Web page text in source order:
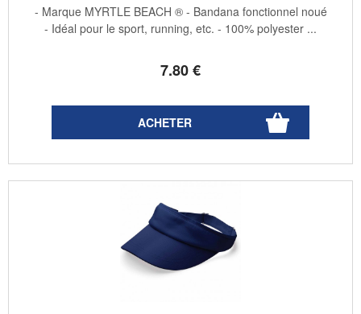
7.80€
- Marque MYRTLE BEACH ® - Bandana fonctionnel noué
- Idéal pour le sport, running, etc. - 100% polyester ...